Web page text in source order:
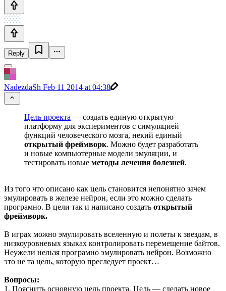
Reply
NadezdaSh Feb 11 2014 at 04:38
Цель проекта — создать единую открытую
платформу для экспериментов с симуляцией
функций человеческого мозга, некий единый
открытый фреймворк. Можно будет разработать
и новые компьютерные модели эмуляции, и
тестировать новые методы лечения болезней.
Из того что описано как цель становится непонятно зачем
эмулировать в железе нейрон, если это можно сделать
програмно. В цели так и написано создать открытый
фреймворк.
В играх можно эмулировать вселенную и полеты к звездам, в
низкоуровневых языках контролировать перемещение байтов.
Неужели нельзя програмно эмулировать нейрон. Возможно
это не та цель, которую преследует проект…
Вопросы:
1. Пояснить основную цель проекта. Цель — сделать новое